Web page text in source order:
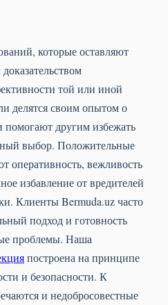
которые оставляют
той или иной
делятся своим опытом о
другим избежать
выбор. Положительные
оперативность, вежливость
избавление от вредителей
Клиенты Bermuda.uz часто
подход и готовность
проблемы. Наша
построена на принципе
и безопасности. К
и недобросовестные